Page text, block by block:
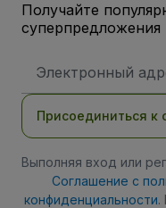
Получайте
электронной
Присоединиться к
Выполняя вход или
Соглашение с
конфиденциальности.